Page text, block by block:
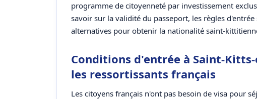
programme de citoyenneté par investissement
savoir sur la validité du passeport, les règles
alternatives pour obtenir la nationalité saint-
Conditions d'entrée à Saint-
les ressortissants français
Les citoyens français n'ont pas besoin de visa pour